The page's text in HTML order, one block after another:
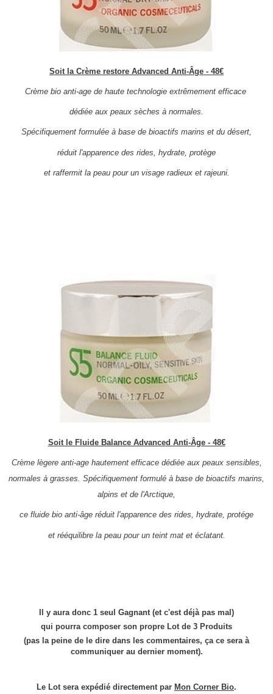
Soit la Crème restore Advanced Anti-Âge - 48€
Crème bio anti-age de haute technologie extrêmement efficace
dédiée aux peaux sèches à normales.
Spécifiquement formulée à base de bioactifs marins et du désert,
réduit l'apparence des rides, hydrate, protège
et raffermit la peau pour un visage radieux et rajeuni.
Soit le Fluide Balance Advanced Anti-Âge - 48€
Crème lègere anti-age hautement efficace dédiée aux peaux sensibles,
normales à grasses. Spécifiquement formulé à base de bioactifs marins,
alpins et de l'Arctique,
ce fluide bio anti-âge réduit l'apparence des rides, hydrate, protége
et rééquilibre la peau pour un teint mat et éclatant.
Il y aura donc 1 seul Gagnant (et c'est déjà pas mal)
qui pourra composer son propre Lot de 3 Produits
(pas la peine de le dire dans les commentaires, ça ce sera à
communiquer au dernier moment).
Le Lot sera expédié directement par Mon Corner Bio.